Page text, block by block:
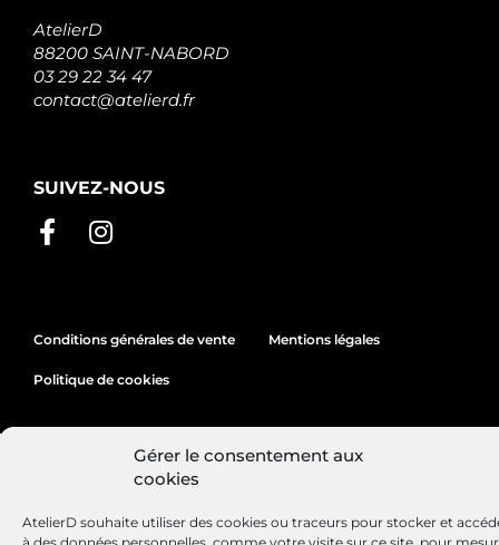
Gérer le consentement aux
cookies
AtelierD souhaite utiliser des cookies ou traceurs pour stocker et
AtelierD
88200 SAINT-NABORD
03 29 22 34 47
contact@atelierd.fr
SUIVEZ-NOUS
Conditions générales de vente Mentions légales
Politique de cookies
Site réalisé par